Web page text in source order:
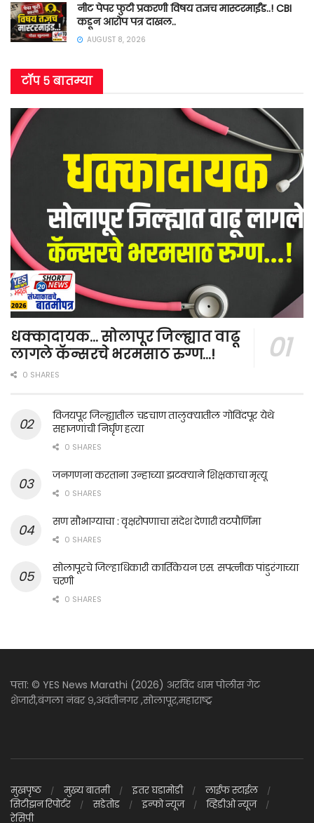
नीट पेपर फुटी प्रकरणी विषय तज्ञच मास्टरमाईंड..! CBI
कडून आरोप पत्र दाखल..
AUGUST 8, 2026
टॉप ५ बातम्या
धक्कादायक… सोलापूर जिल्ह्यात वाढू
लागले कॅन्सरचे भरमसाठ रुग्ण…!
0 SHARES
विजयपूर जिल्ह्यातील चडचाण तालुक्यातील गोविंदपूर येथे
सहाजणांची निर्घृण हत्या
0 SHARES
जनगणना करताना उन्हाच्या झटक्याने शिक्षकाचा मृत्यू
0 SHARES
सण सौभाग्याचा : वृक्षरोपणाचा संदेश देणारी वटपौर्णिमा
0 SHARES
सोलापूरचे जिल्हाधिकारी कार्तिकेयन एस. सपत्नीक पांडुरंगाच्या
चरणी
0 SHARES
पत्ता: © YES News Marathi (2026) अरविंद धाम पोलीस गेट
शेजारी,बंगला नंबर ९,अवंतीनगर ,सोलापूर,महाराष्ट्र
मुखपृष्ठ मुख्य बातमी इतर घडामोडी
लाईफ स्टाईल
सिटीझन रिपोर्टर
सडेतोड इन्फो न्यूज
व्हिडीओ न्यूज
रेसिपी